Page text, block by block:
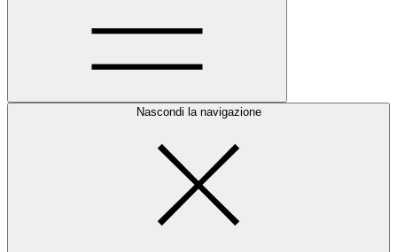
Nascondi la navigazione